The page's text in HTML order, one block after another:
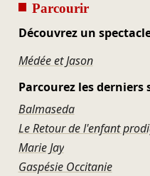
Parcourir
Découvrez un
Médée et Jason
Parcourez les derniers
Balmaseda
Le Retour de l'enfant
Marie Jay
Gaspésie Occitanie